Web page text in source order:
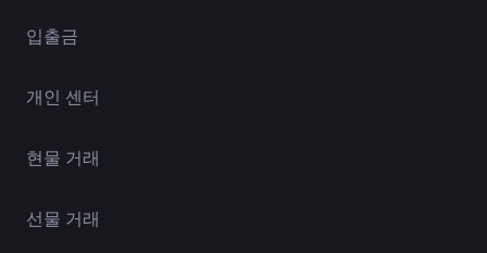
입출금
개인 센터
현물 거래
선물 거래